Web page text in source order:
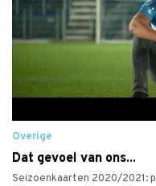
Overige
Dat gevoel van ons...
Seizoenkaarten 2020/2021: